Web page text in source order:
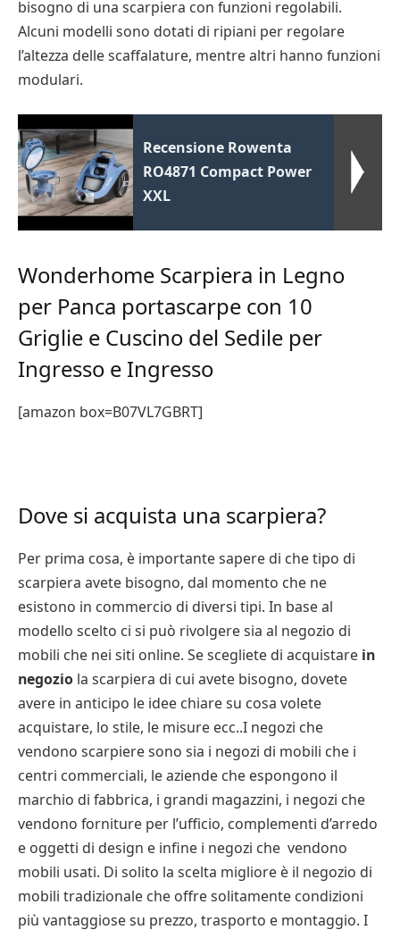
bisogno di una scarpiera con funzioni regolabili.
Alcuni modelli sono dotati di ripiani per regolare
l’altezza delle scaffalature, mentre altri hanno funzioni
modulari.
Recensione Rowenta
RO4871 Compact Power
XXL
Wonderhome Scarpiera in Legno
per Panca portascarpe con 10
Griglie e Cuscino del Sedile per
Ingresso e Ingresso
[amazon box=B07VL7GBRT]
Dove si acquista una scarpiera?
Per prima cosa, è importante sapere di che tipo di
scarpiera avete bisogno, dal momento che ne
esistono in commercio di diversi tipi. In base al
modello scelto ci si può rivolgere sia al negozio di
mobili che nei siti online. Se scegliete di acquistare in
negozio la scarpiera di cui avete bisogno, dovete
avere in anticipo le idee chiare su cosa volete
acquistare, lo stile, le misure ecc..I negozi che
vendono scarpiere sono sia i negozi di mobili che i
centri commerciali, le aziende che espongono il
marchio di fabbrica, i grandi magazzini, i negozi che
vendono forniture per l’ufficio, complementi d’arredo
e oggetti di design e infine i negozi che vendono
mobili usati. Di solito la scelta migliore è il negozio di
mobili tradizionale che offre solitamente condizioni
più vantaggiose su prezzo, trasporto e montaggio. I